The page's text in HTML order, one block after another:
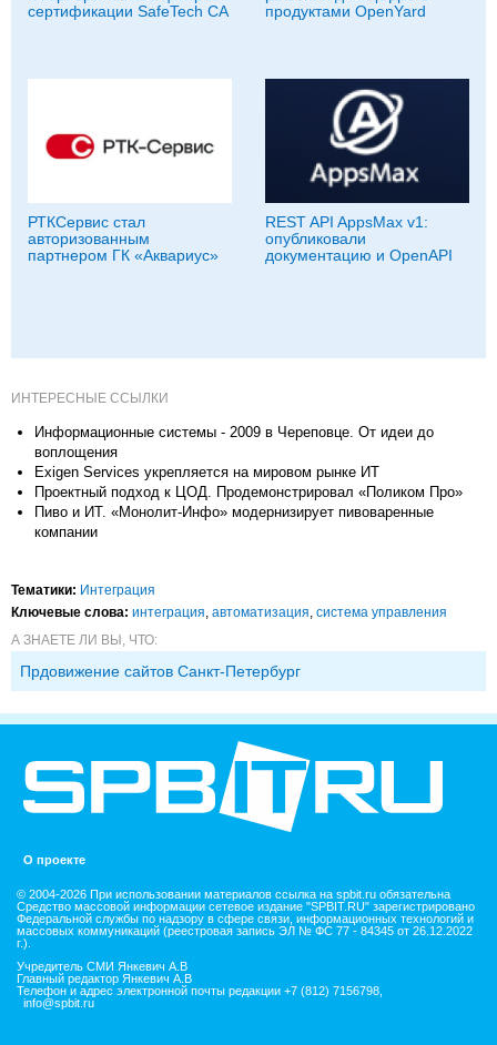
сертификации SafeTech CA
продуктами OpenYard
РТКСервис стал
авторизованным
партнером ГК «Аквариус»
REST API AppsMax v1:
опубликовали
документацию и OpenAPI
ИНТЕРЕСНЫЕ ССЫЛКИ
Информационные системы - 2009 в Череповце. От идеи до
воплощения
Exigen Services укрепляется на мировом рынке ИТ
Проектный подход к ЦОД. Продемонстрировал «Поликом Про»
Пиво и ИТ. «Монолит-Инфо» модернизирует пивоваренные
компании
Тематики: Интеграция
Ключевые слова: интеграция автоматизация система управления
А ЗНАЕТЕ ЛИ ВЫ, ЧТО:
Прдовижение сайтов Санкт-Петербург
О проекте
© 2004-2026 При использовании материалов ссылка на spbit.ru обязательна
Средство массовой информации сетевое издание "SPBIT.RU" зарегистрировано
Федеральной службы по надзору в сфере связи, информационных технологий и
массовых коммуникаций (реестровая запись ЭЛ № ФС 77 - 84345 от 26.12.2022
г.).
Учредитель СМИ Янкевич А.В
Главный редактор Янкевич А.В
Телефон и адрес электронной почты редакции +7 (812) 7156798,
info@spbit.ru